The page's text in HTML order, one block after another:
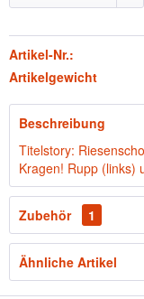
Artikel-Nr.:
Artikelgewicht
Beschreibung
Titelstory:
Kragen! Rupp (links)
Zubehör 1
Ähnliche Artikel